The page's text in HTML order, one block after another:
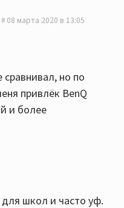
08 марта 2020 в 13:05
но по
привлёк BenQ
и более
школ и часто уф.